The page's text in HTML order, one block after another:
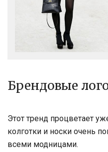
Брендовые
Этот тренд процветает
колготки и носки очень
всеми модницами.